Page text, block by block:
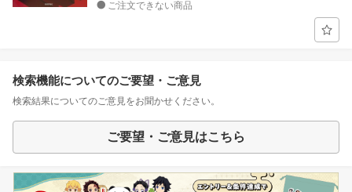
ご注文できない商品
検索機能についてのご要望・ご意見
検索結果についてのご意見をお聞かせください。
ご要望・ご意見はこちら